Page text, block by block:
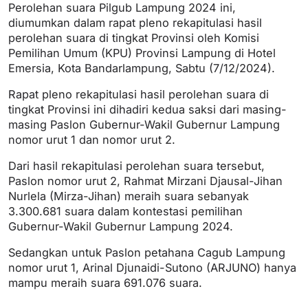
Perolehan suara Pilgub Lampung 2024 ini,
diumumkan dalam rapat pleno rekapitulasi hasil
perolehan suara di tingkat Provinsi oleh Komisi
Pemilihan Umum (KPU) Provinsi Lampung di Hotel
Emersia, Kota Bandarlampung, Sabtu (7/12/2024).
Rapat pleno rekapitulasi hasil perolehan suara di
tingkat Provinsi ini dihadiri kedua saksi dari masing-
masing Paslon Gubernur-Wakil Gubernur Lampung
nomor urut 1 dan nomor urut 2.
Dari hasil rekapitulasi perolehan suara tersebut,
Paslon nomor urut 2, Rahmat Mirzani Djausal-Jihan
Nurlela (Mirza-Jihan) meraih suara sebanyak
3.300.681 suara dalam kontestasi pemilihan
Gubernur-Wakil Gubernur Lampung 2024.
Sedangkan untuk Paslon petahana Cagub Lampung
nomor urut 1, Arinal Djunaidi-Sutono (ARJUNO) hanya
mampu meraih suara 691.076 suara.